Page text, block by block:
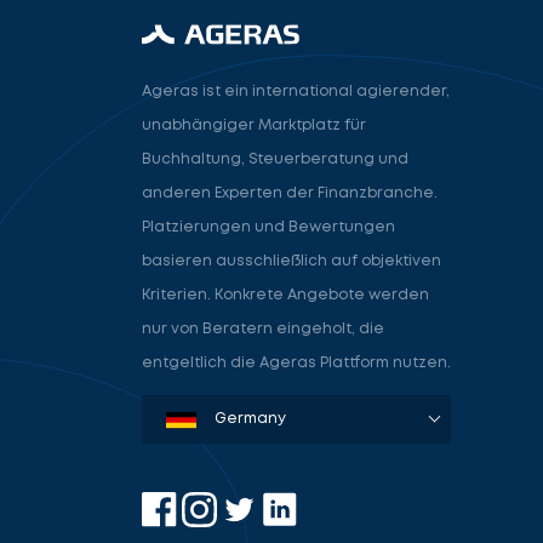
Ageras ist ein international agierender,
unabhängiger Marktplatz für
Buchhaltung, Steuerberatung und
anderen Experten der Finanzbranche.
Platzierungen und Bewertungen
basieren ausschließlich auf objektiven
Kriterien. Konkrete Angebote werden
nur von Beratern eingeholt, die
entgeltlich die Ageras Plattform nutzen.
Denmark
Sweden
Norway
Netherlands
Germany
USA